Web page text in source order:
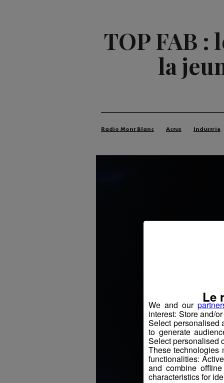
TOP FAB
la
Radio Mont Blanc Actus Industrie
We and our
interest: Store and/
Select personalised
to generate
Select personalised
These technologies
functionalities:
and combine
characteristics for
Le